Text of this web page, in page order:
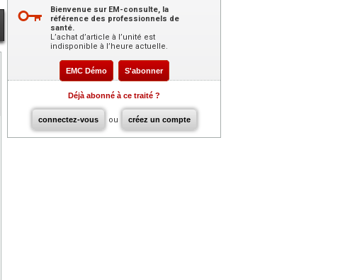
Bienvenue sur EM-consulte, la
référence des professionnels de
santé.
L’achat d’article à l’unité est
indisponible à l’heure actuelle.
EMC Démo S'abonner
Déjà abonné à ce traité ?
connectez-vous ou créez un compte